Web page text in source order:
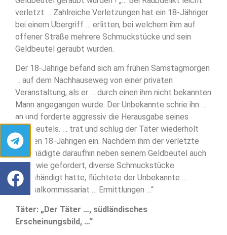
verletzt … Zahlreiche Verletzungen hat ein 18-Jähriger
bei einem Übergriff … erlitten, bei welchem ihm auf
offener Straße mehrere Schmuckstücke und sein
Geldbeutel geraubt wurden.
Der 18-Jährige befand sich am frühen Samstagmorgen
… auf dem Nachhauseweg von einer privaten
Veranstaltung, als er … durch einen ihm nicht bekannten
Mann angegangen wurde. Der Unbekannte schrie ihn …
an und forderte aggressiv die Herausgabe seines
Geldbeutels. … trat und schlug der Täter wiederholt
auf den 18-Jährigen ein. Nachdem ihm der verletzte
Geschädigte daraufhin neben seinem Geldbeutel auch
noch, wie gefordert, diverse Schmuckstücke
ausgehändigt hatte, flüchtete der Unbekannte …
Kriminalkommissariat … Ermittlungen …“
Täter: „Der Täter …, südländisches
Erscheinungsbild, …“